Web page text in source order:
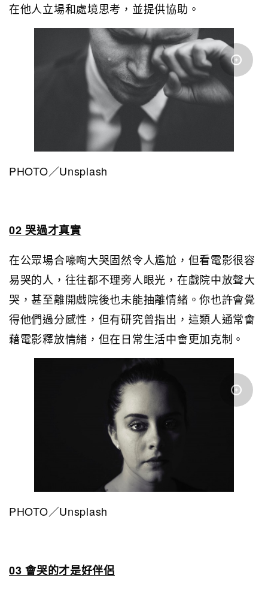
在他人立場和處境思考，並提供協助。
PHOTO／Unsplash
02 哭過才真實
在公眾場合嚎啕大哭固然令人尷尬，但看電影很容
易哭的人，往往都不理旁人眼光，在戲院中放聲大
哭，甚至離開戲院後也未能抽離情緒。你也許會覺
得他們過分感性，但有研究曾指出，這類人通常會
藉電影釋放情緒，但在日常生活中會更加克制。
PHOTO／Unsplash
03 會哭的才是好伴侶